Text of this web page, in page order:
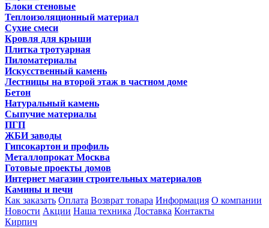
Блоки стеновые
Теплоизоляционный материал
Сухие смеси
Кровля для крыши
Плитка тротуарная
Пиломатериалы
Искусственный камень
Лестницы на второй этаж в частном доме
Бетон
Натуральный камень
Сыпучие материалы
ПГП
ЖБИ заводы
Гипсокартон и профиль
Металлопрокат Москва
Готовые проекты домов
Интернет магазин строительных материалов
Камины и печи
Как заказать Оплата Возврат товара Информация О компании
Новости Акции Наша техника Доставка Контакты
Кирпич